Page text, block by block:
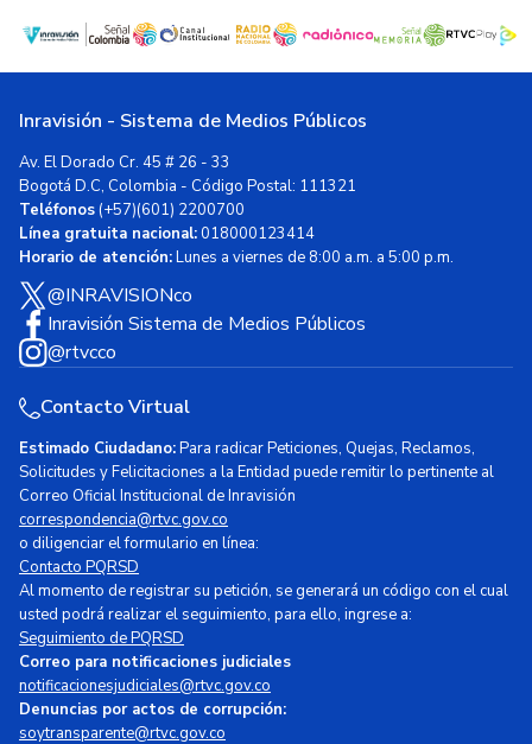
Inravisión - Sistema de Medios Públicos
Av. El Dorado Cr. 45 # 26 - 33
Bogotá D.C, Colombia - Código Postal: 111321
Teléfonos(+57)(601) 2200700
Línea gratuita nacional:018000123414
Horario de atención:Lunes a viernes de 8:00 a.m. a 5:00 p.m.
@INRAVISIONco
Inravisión Sistema de Medios Públicos
@rtvcco
Contacto Virtual
Estimado Ciudadano:Para radicar Peticiones, Quejas, Reclamos,
Solicitudes y Felicitaciones a la Entidad puede remitir lo pertinente al
Correo Oficial Institucional de Inravisión
correspondencia@rtvc.gov.co
o diligenciar el formulario en línea:
Contacto PQRSD
Al momento de registrar su petición, se generará un código con el cual
usted podrá realizar el seguimiento, para ello, ingrese a:
Seguimiento de PQRSD
Correo para notificaciones judiciales
notificacionesjudiciales@rtvc.gov.co
Denuncias por actos de corrupción:
soytransparente@rtvc.gov.co